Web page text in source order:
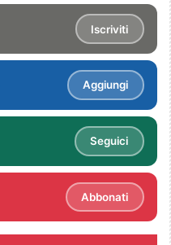
Iscriviti
Aggiungi
Seguici
Abbonati